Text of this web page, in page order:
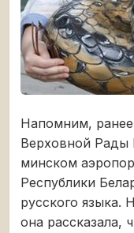
Напомним,
Верховной Рады
минском
Республики
русского языка.
она рассказала,